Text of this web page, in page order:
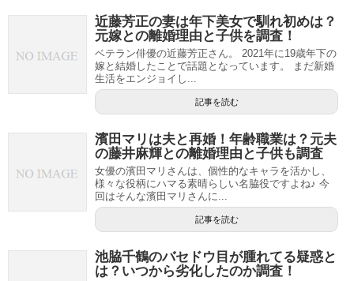
近藤芳正の妻は年下美女で馴れ初めは？
元嫁との離婚理由と子供を調査！
ベテラン俳優の近藤芳正さん。 2021年に19歳年下の
嫁と結婚したことで話題となっています。 まだ新婚
生活をエンジョイし...
記事を読む
濱田マリは夫と再婚！年齢職業は？元夫
の藤井麻輝との離婚理由と子供も調査
女優の濱田マリさんは、個性的なキャラを活かし、
様々な役柄にハマる素晴らしい名脇役ですよね♪ 今
回はそんな濱田マリさんに...
記事を読む
池脇千鶴のバセドウ目が腫れてる疑惑と
は？いつから劣化したのか調査！